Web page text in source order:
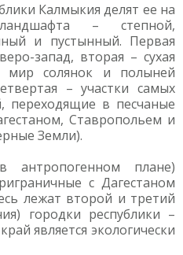
Калмыкия делят ее на
– степной,
и пустынный. Первая
запад, вторая – сухая
мир солянок и полыней
– участки самых
переходящие в песчаные
Ставропольем и
Земли).
антропогенном плане)
с Дагестаном
лежат второй и третий
городки республики –
является экологически